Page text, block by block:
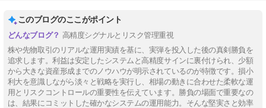
このブログのここがポイント
高精度シグナルとリスク管理重視
株や先物取引のリアルな運用実績を基に、実弾を投入した後の真剣勝負を
追求します。利益は安定したシステムと高精度サインに裏付けられ、少額
から大きな資産形成までのノウハウが明示されているのが特徴です。損小
利大を意識しながら淡々と戦略を実行し、相場の動きに合わせた柔軟な運
用とリスクコントロールの重要性を伝えています。勝負の場面で重要なの
は、結果にコミットした確かなシステムの運用能力。そんな堅実さと効率